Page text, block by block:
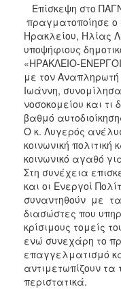
Επίσκεψη στο
πραγματοποίησε
Ηρακλείου, Ηλίας
υποψήφιους
«ΗΡΑΚΛΕΙΟ-
με τον Αναπληρωτή
Ιωάννη,
νοσοκομείου και
βαθμό
Ο κ. Λυγερός
κοινωνική
κοινωνικό αγαθό
Στη συνέχεια
και οι Ενεργοί
συναντηθούν με
διασώστες που
κρίσιμους τομείς
ενώ συνεχάρη το
επαγγελματισμό
αντιμετωπίζουν τα
περιστατικά.